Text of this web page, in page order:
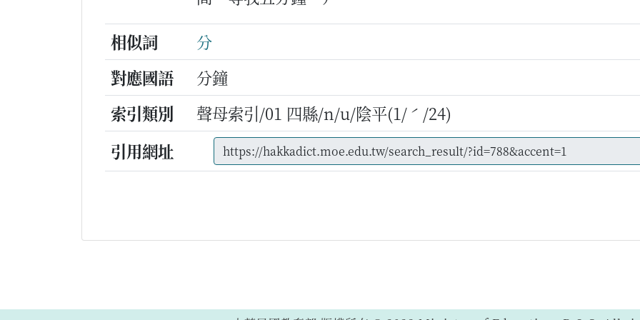
相似詞
分
對應國語
分鐘
索引類別
聲母索引/01 四縣/n/u/陰平(1/ˊ/24)
引用網址